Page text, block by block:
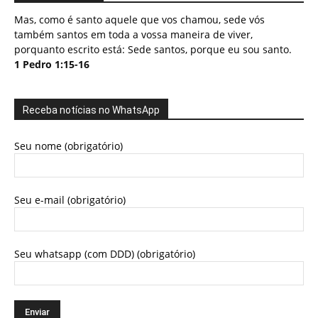
Mas, como é santo aquele que vos chamou, sede vós
também santos em toda a vossa maneira de viver,
porquanto escrito está: Sede santos, porque eu sou santo.
1 Pedro 1:15-16
Receba notícias no WhatsApp
Seu nome (obrigatório)
Seu e-mail (obrigatório)
Seu whatsapp (com DDD) (obrigatório)